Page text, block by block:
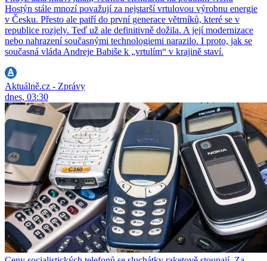
Hostýn stále mnozí považují za nejstarší vrtulovou výrobnu energie
v Česku. Přesto ale patří do první generace větrníků, které se v
republice rozjely. Teď už ale definitivně dožila. A její modernizace
nebo nahrazení současnými technologiemi narazilo. I proto, jak se
současná vláda Andreje Babiše k „vrtulím“ v krajině staví.
Aktuálně.cz - Zprávy
dnes, 03:30